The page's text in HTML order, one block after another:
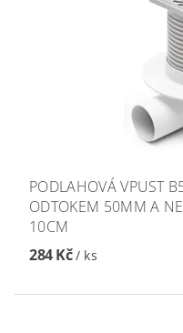
PODLAHOVÁ VPUST
ODTOKEM 50MM A
10CM
284 Kč/ ks